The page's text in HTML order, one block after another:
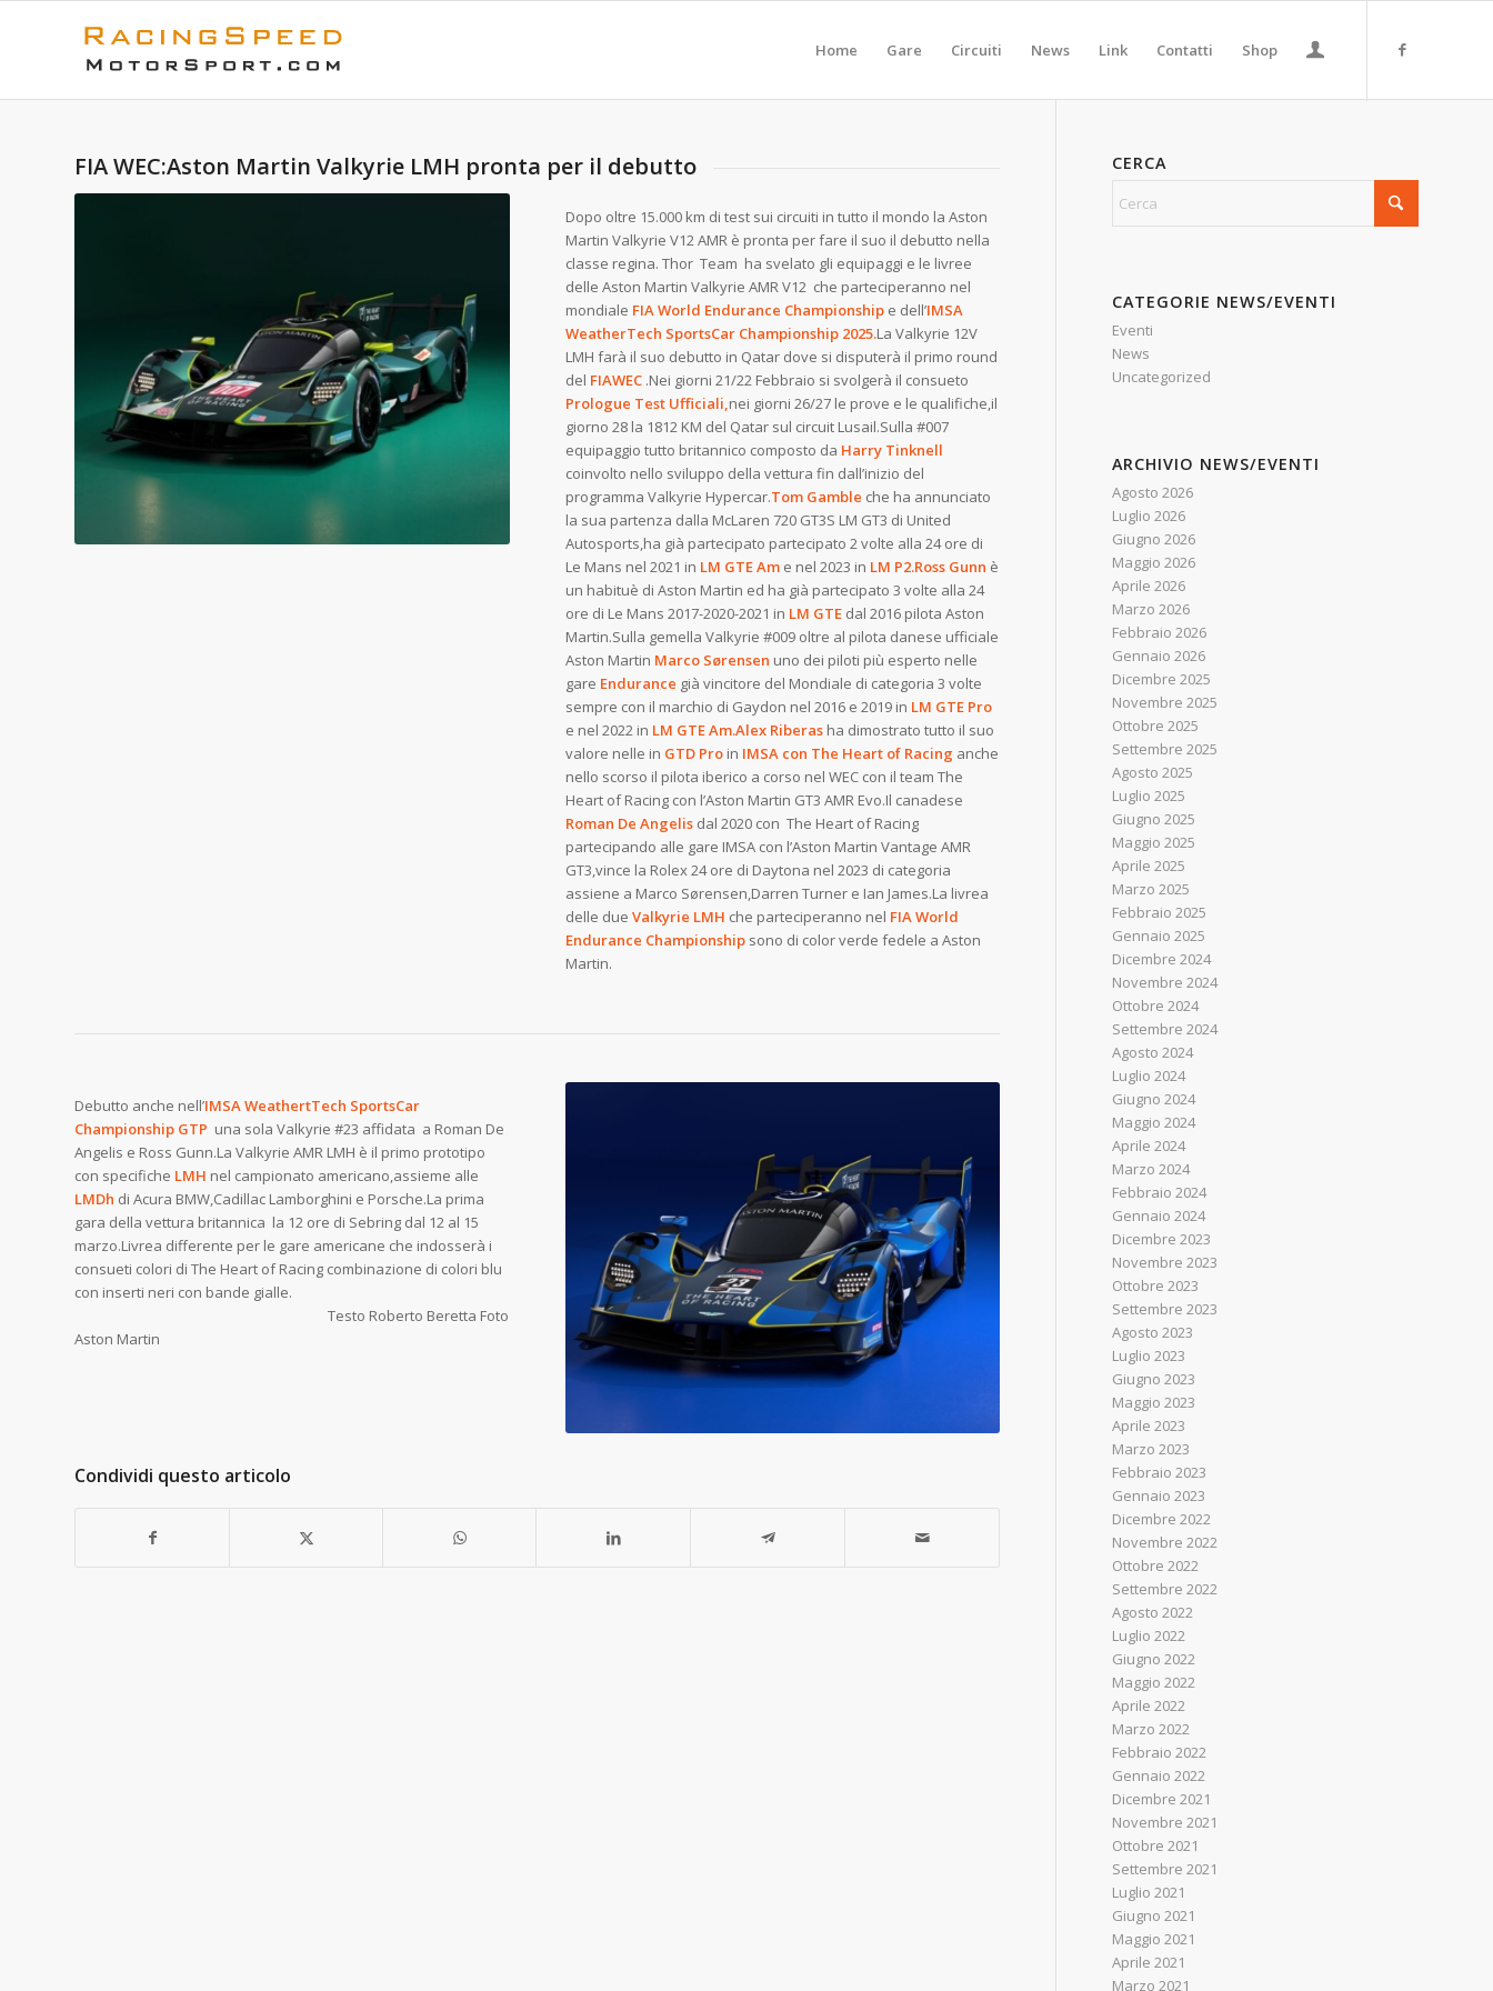
Home Gare Circuiti News Link Contatti Shop
FIA WEC:Aston Martin Valkyrie LMH pronta per il debutto
Dopo oltre 15.000 km di test sui circuiti in tutto il mondo la Aston
Martin Valkyrie V12 AMR è pronta per fare il suo il debutto nella
classe regina. Thor Team ha svelato gli equipaggi e le livree
delle Aston Martin Valkyrie AMR V12 che parteciperanno nel
mondiale FIA World Endurance Championshipe dell’IMSA
WeatherTech SportsCar Championship 2025.La Valkyrie 12V
LMH farà il suo debutto in Qatar dove si disputerà il primo round
del FIAWEC .Nei giorni 21/22 Febbraio si svolgerà il consueto
Prologue Test Ufficiali,nei giorni 26/27 le prove e le qualifiche,il
giorno 28 la 1812 KM del Qatar sul circuit Lusail.Sulla #007
equipaggio tutto britannico composto da Harry Tinknell
coinvolto nello sviluppo della vettura fin dall’inizio del
programma Valkyrie Hypercar.Tom Gamble che ha annunciato
la sua partenza dalla McLaren 720 GT3S LM GT3 di United
Autosports,ha già partecipato partecipato 2 volte alla 24 ore di
Le Mans nel 2021 in LM GTE Am e nel 2023 in LM P2.Ross Gunn è
un habituè di Aston Martin ed ha già partecipato 3 volte alla 24
ore di Le Mans 2017-2020-2021 in LM GTE dal 2016 pilota Aston
Martin.Sulla gemella Valkyrie #009 oltre al pilota danese ufficiale
Aston Martin Marco Sørensen uno dei piloti più esperto nelle
gare Endurance già vincitore del Mondiale di categoria 3 volte
sempre con il marchio di Gaydon nel 2016 e 2019 in LM GTE Pro
e nel 2022 in LM GTE Am.Alex Riberas ha dimostrato tutto il suo
valore nelle in GTD Proin IMSA con The Heart of Racing anche
nello scorso il pilota iberico a corso nel WEC con il team The
Heart of Racing con l’Aston Martin GT3 AMR Evo.Il canadese
Roman De Angelis dal 2020 con The Heart of Racing
partecipando alle gare IMSA con l’Aston Martin Vantage AMR
GT3,vince la Rolex 24 ore di Daytona nel 2023 di categoria
assiene a Marco Sørensen,Darren Turner e Ian James.La livrea
delle due Valkyrie LMH che parteciperanno nel FIA World
Endurance Championshipsono di color verde fedele a Aston
Martin.
Debutto anche nell’IMSA WeathertTech SportsCar
Championship GTP una sola Valkyrie #23 affidata a Roman De
Angelis e Ross Gunn.La Valkyrie AMR LMH è il primo prototipo
con specifiche LMH nel campionato americano,assieme alle
LMDh di Acura BMW,Cadillac Lamborghini e Porsche.La prima
gara della vettura britannica la 12 ore di Sebring dal 12 al 15
marzo.Livrea differente per le gare americane che indosserà i
consueti colori di The Heart of Racing combinazione di colori blu
con inserti neri con bande gialle.
Testo Roberto Beretta Foto
Aston Martin
Condividi questo articolo
CERCA
CATEGORIE NEWS/EVENTI
Eventi
News
Uncategorized
ARCHIVIO NEWS/EVENTI
Agosto 2026
Luglio 2026
Giugno 2026
Maggio 2026
Aprile 2026
Marzo 2026
Febbraio 2026
Gennaio 2026
Dicembre 2025
Novembre 2025
Ottobre 2025
Settembre 2025
Agosto 2025
Luglio 2025
Giugno 2025
Maggio 2025
Aprile 2025
Marzo 2025
Febbraio 2025
Gennaio 2025
Dicembre 2024
Novembre 2024
Ottobre 2024
Settembre 2024
Agosto 2024
Luglio 2024
Giugno 2024
Maggio 2024
Aprile 2024
Marzo 2024
Febbraio 2024
Gennaio 2024
Dicembre 2023
Novembre 2023
Ottobre 2023
Settembre 2023
Agosto 2023
Luglio 2023
Giugno 2023
Maggio 2023
Aprile 2023
Marzo 2023
Febbraio 2023
Gennaio 2023
Dicembre 2022
Novembre 2022
Ottobre 2022
Settembre 2022
Agosto 2022
Luglio 2022
Giugno 2022
Maggio 2022
Aprile 2022
Marzo 2022
Febbraio 2022
Gennaio 2022
Dicembre 2021
Novembre 2021
Ottobre 2021
Settembre 2021
Luglio 2021
Giugno 2021
Maggio 2021
Aprile 2021
Marzo 2021